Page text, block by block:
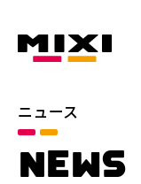
ニュース
NEWS